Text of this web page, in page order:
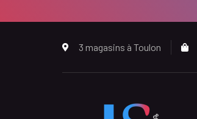
3 magasins à Toulon